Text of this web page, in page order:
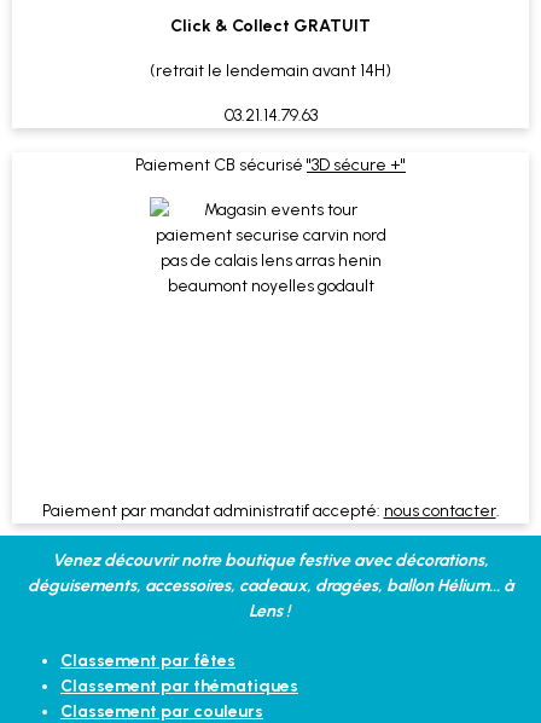
Click & Collect GRATUIT
(retrait le lendemain avant 14H)
03.21.14.79.63
Paiement CB sécurisé "3D sécure +"
Paiement par mandat administratif accepté: nous contacter.
Venez découvrir notre boutique festive avec décorations,
déguisements, accessoires, cadeaux, dragées, ballon Hélium... à
Lens !
Classement par fêtes
Classement par thématiques
Classement par couleurs